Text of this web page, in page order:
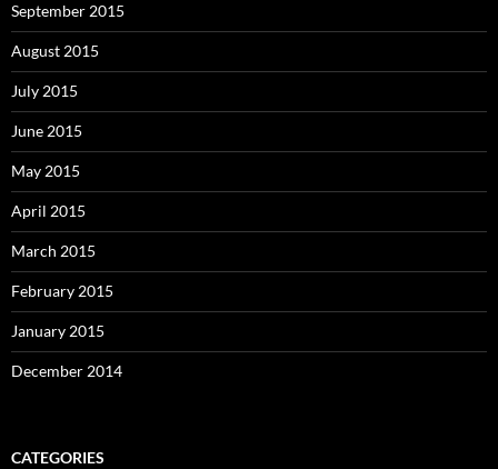
September 2015
August 2015
July 2015
June 2015
May 2015
April 2015
March 2015
February 2015
January 2015
December 2014
CATEGORIES